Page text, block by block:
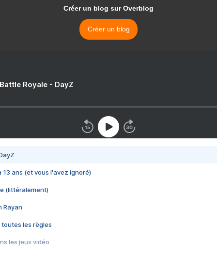
Créer un blog sur Overblog
Créer un blog
Royale - DayZ
13 ans (et vous l'avez ignoré)
(littéralement)
Rayan
toutes les règles
les jeux vidéo